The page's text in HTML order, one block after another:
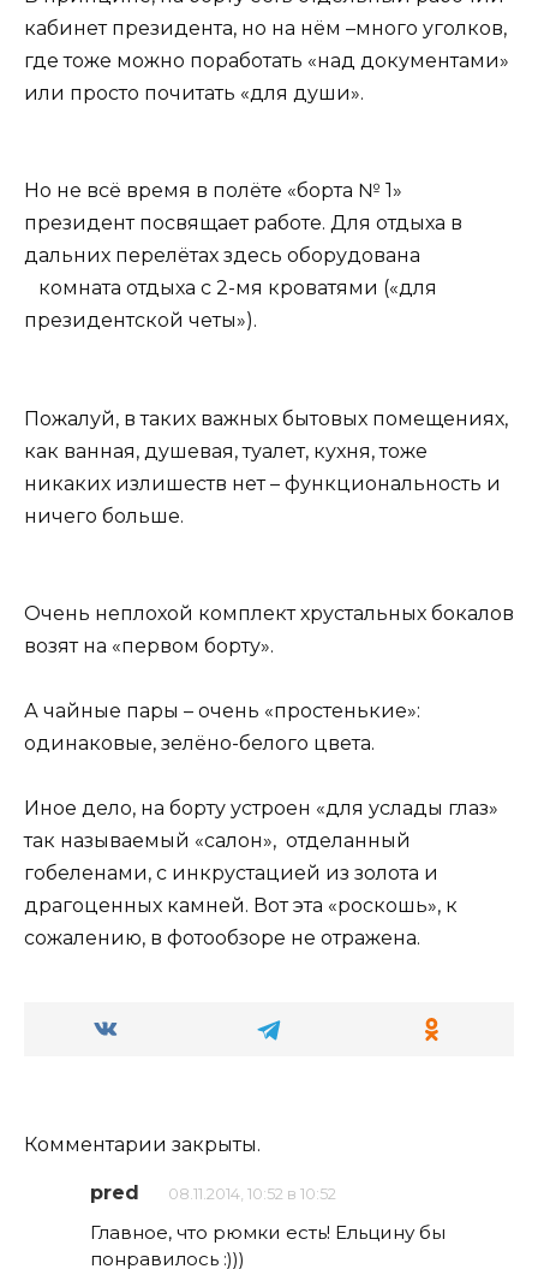
кабинет президента, но на нём –много уголков,
где тоже можно поработать «над документами»
или просто почитать «для души».
Но не всё время в полёте «борта № 1»
президент посвящает работе. Для отдыха в
дальних перелётах здесь оборудована
комната отдыха с 2-мя кроватями («для
президентской четы»).
Пожалуй, в таких важных бытовых помещениях,
как ванная, душевая, туалет, кухня, тоже
никаких излишеств нет – функциональность и
ничего больше.
Очень неплохой комплект хрустальных бокалов
возят на «первом борту».
А чайные пары – очень «простенькие»:
одинаковые, зелёно-белого цвета.
Иное дело, на борту устроен «для услады глаз»
так называемый «салон», отделанный
гобеленами, с инкрустацией из золота и
драгоценных камней. Вот эта «роскошь», к
сожалению, в фотообзоре не отражена.
Комментарии закрыты.
pred 08.11.2014, 10:52 в 10:52
Главное, что рюмки есть! Ельцину бы
понравилось :)))